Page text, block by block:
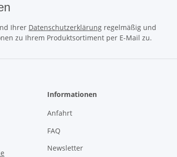
Ihrer Datenschutzerklärung regelmäßig und
zu Ihrem Produktsortiment per E-Mail zu.
Informationen
Anfahrt
FAQ
Newsletter